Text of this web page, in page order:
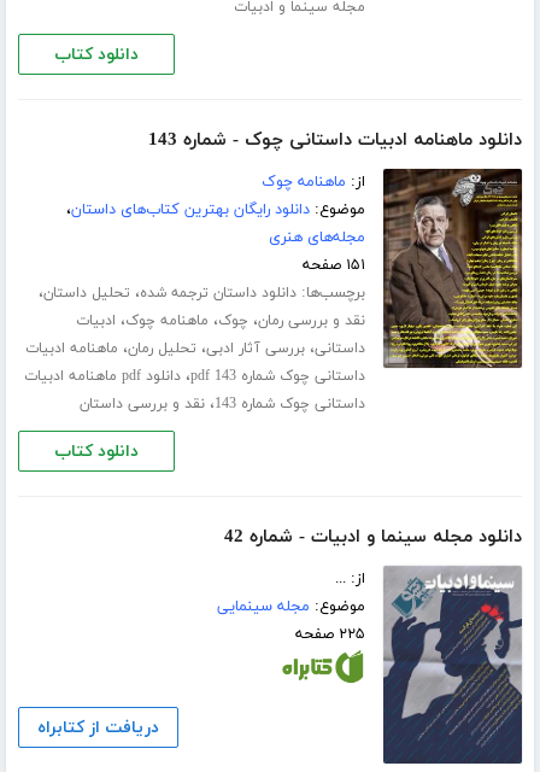
مجله سینما و ادبیات
دانلود کتاب
دانلود ماهنامه ادبیات داستانی چوک - شماره 143
از: ماهنامه چوک
موضوع:دانلود رایگان بهترین کتاب‌های داستان،
مجله‌های هنری
۱۵۱ صفحه
برچسب‌ها:دانلود داستان ترجمه شده، تحلیل داستان،
نقد و بررسی رمان، چوک، ماهنامه چوک، ادبیات
داستانی،بررسی آثار ادبی، تحلیل رمان، ماهنامه ادبیات
داستانی چوک شماره 143 pdf
،
دانلود pdf ماهنامه ادبیات
داستانی چوک شماره 143
،نقد و بررسی داستان
دانلود کتاب
دانلود مجله سینما و ادبیات - شماره 42
از: ...
موضوع: مجله سینمایی
۲۲۵ صفحه
دریافت از کتابراه